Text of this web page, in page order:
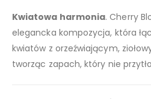
Kwiatowa harmonia. Cherry
elegancka kompozycja, która
kwiatów z orzeźwiającym,
tworząc zapach, który nie